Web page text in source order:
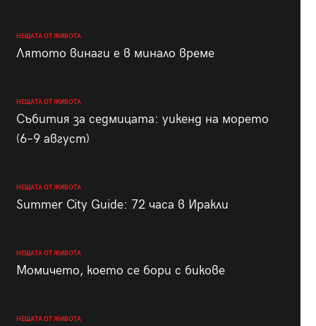
НЕЩАТА ОТ ЖИВОТА
Лятото винаги е в минало време
НЕЩАТА ОТ ЖИВОТА
Събития за седмицата: уикенд на морето
(6–9 август)
НЕЩАТА ОТ ЖИВОТА
Summer City Guide: 72 часа в Иракли
НЕЩАТА ОТ ЖИВОТА
Момичето, което се бори с бикове
НЕЩАТА ОТ ЖИВОТА